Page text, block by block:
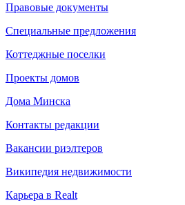
Правовые документы
Специальные предложения
Коттеджные поселки
Проекты домов
Дома Минска
Контакты редакции
Вакансии риэлтеров
Википедия недвижимости
Карьера в Realt